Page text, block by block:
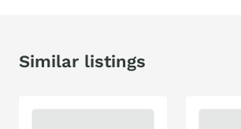
Similar listings